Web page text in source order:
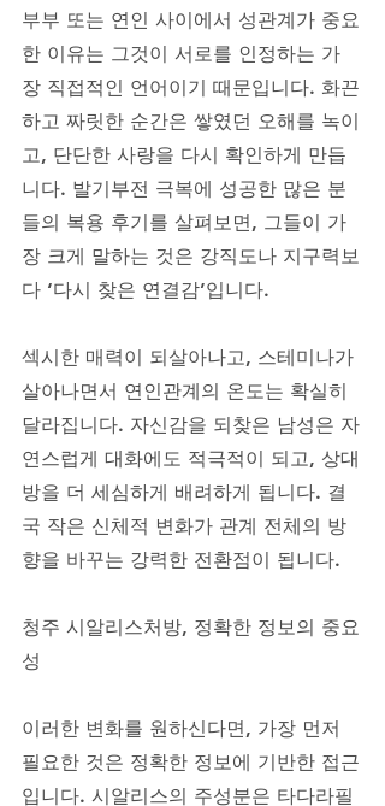
부부 또는 연인 사이에서 성관계가 중요
한 이유는 그것이 서로를 인정하는 가
장 직접적인 언어이기 때문입니다. 화끈
하고 짜릿한 순간은 쌓였던 오해를 녹이
고, 단단한 사랑을 다시 확인하게 만듭
니다. 발기부전 극복에 성공한 많은 분
들의 복용 후기를 살펴보면, 그들이 가
장 크게 말하는 것은 강직도나 지구력보
다 ‘다시 찾은 연결감’입니다.
섹시한 매력이 되살아나고, 스테미나가
살아나면서 연인관계의 온도는 확실히
달라집니다. 자신감을 되찾은 남성은 자
연스럽게 대화에도 적극적이 되고, 상대
방을 더 세심하게 배려하게 됩니다. 결
국 작은 신체적 변화가 관계 전체의 방
향을 바꾸는 강력한 전환점이 됩니다.
청주 시알리스처방, 정확한 정보의 중요
성
이러한 변화를 원하신다면, 가장 먼저
필요한 것은 정확한 정보에 기반한 접근
입니다. 시알리스의 주성분은 타다라필